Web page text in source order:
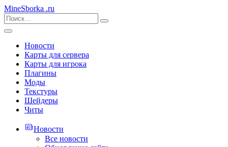
MineSborka .ru
Новости
Карты для сервера
Карты для игрока
Плагины
Моды
Текстуры
Шейдеры
Читы
Новости
Все новости